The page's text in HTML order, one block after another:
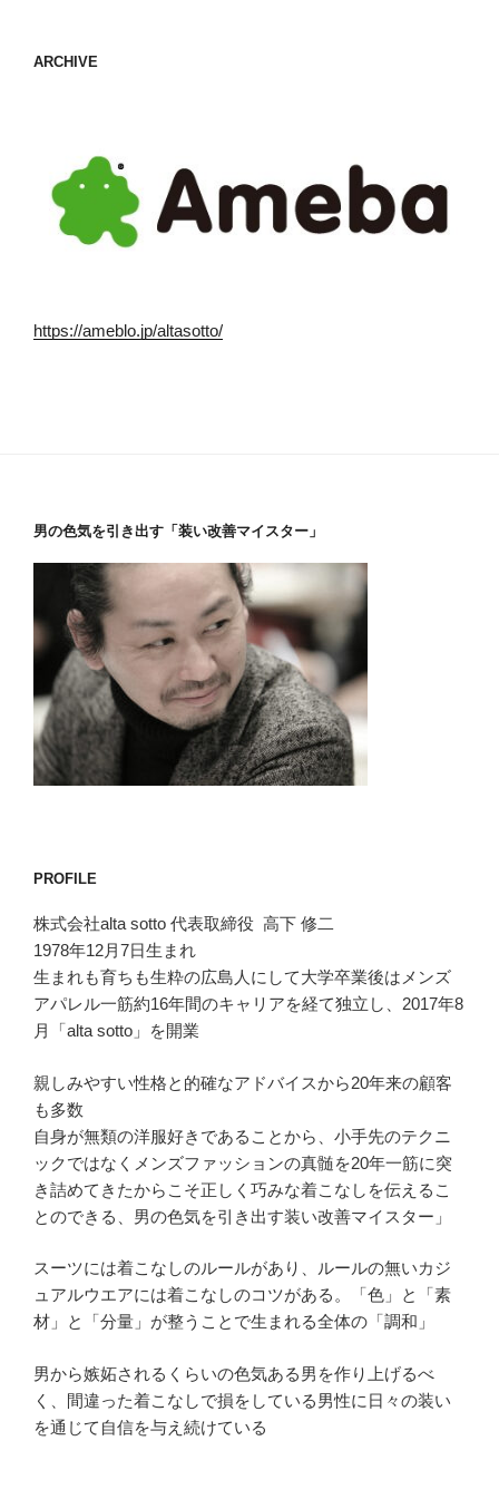
ARCHIVE
https://ameblo.jp/altasotto/
男の色気を引き出す「装い改善マイスター」
PROFILE
株式会社alta sotto 代表取締役 高下 修二
1978年12月7日生まれ
生まれも育ちも生粋の広島人にして大学卒業後はメンズ
アパレル一筋約16年間のキャリアを経て独立し、2017年8
月「alta sotto」を開業
親しみやすい性格と的確なアドバイスから20年来の顧客
も多数
自身が無類の洋服好きであることから、小手先のテクニ
ックではなくメンズファッションの真髄を20年一筋に突
き詰めてきたからこそ正しく巧みな着こなしを伝えるこ
とのできる、男の色気を引き出す装い改善マイスター」
スーツには着こなしのルールがあり、ルールの無いカジ
ュアルウエアには着こなしのコツがある。「色」と「素
材」と「分量」が整うことで生まれる全体の「調和」
男から嫉妬されるくらいの色気ある男を作り上げるべ
く、間違った着こなしで損をしている男性に日々の装い
を通じて自信を与え続けている